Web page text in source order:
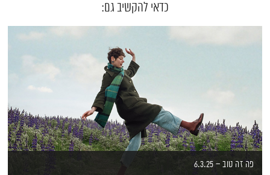
כדאי להקשיב גם:
פה זה טוב – 6.3.25